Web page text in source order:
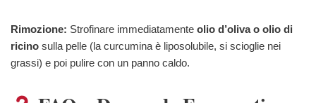
Rimozione: Strofinare immediatamente olio d’oliva o olio di
ricino sulla pelle (la curcumina è liposolubile, si scioglie nei
grassi) e poi pulire con un panno caldo.